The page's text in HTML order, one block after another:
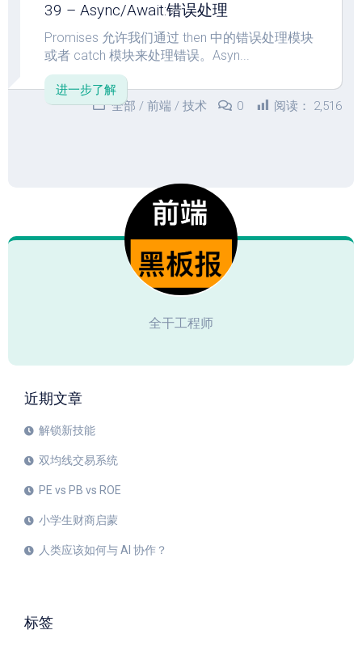
39 – Async/Await:错误处理
Promises 允许我们通过 then 中的错误处理模块
或者 catch 模块来处理错误。Asyn...
进一步了解
全部 / 前端 / 技术 0 阅读： 2,516
全干工程师
近期文章
解锁新技能
双均线交易系统
PE vs PB vs ROE
小学生财商启蒙
人类应该如何与 AI 协作？
标签